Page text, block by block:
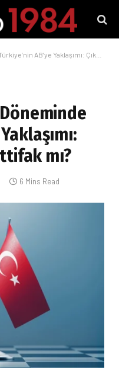
Yaklaşımı: Çıkar Temelli Bir İttifak mı?
mı?
6 Mins Read